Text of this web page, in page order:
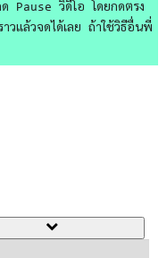
Pause วิดีโอ โดยกดตรง
วแล้วจดได้เลย ถ้าใช้วิธีอื่นพี่